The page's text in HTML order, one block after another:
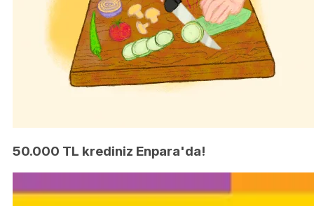
50.000 TL krediniz Enpara'da!